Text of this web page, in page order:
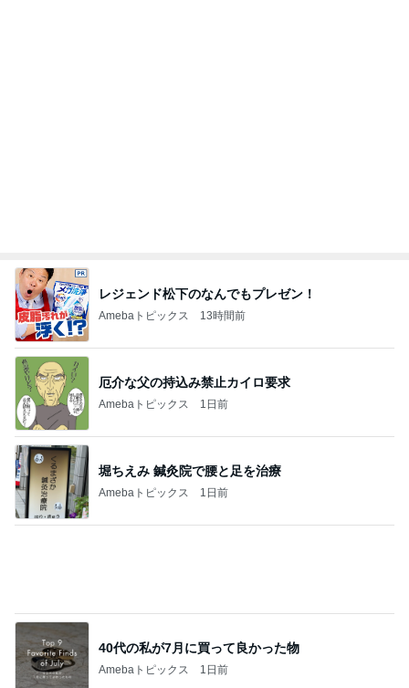
気を付けたいと思っている体調管理
Amebaトピックス
記事を読む